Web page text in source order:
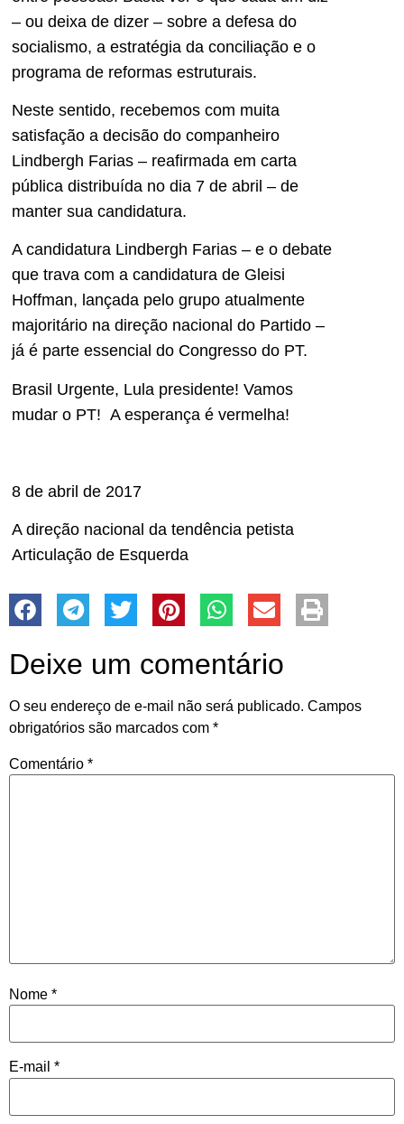
– ou deixa de dizer – sobre a defesa do
socialismo, a estratégia da conciliação e o
programa de reformas estruturais.
Neste sentido, recebemos com muita
satisfação a decisão do companheiro
Lindbergh Farias – reafirmada em carta
pública distribuída no dia 7 de abril – de
manter sua candidatura.
A candidatura Lindbergh Farias – e o debate
que trava com a candidatura de Gleisi
Hoffman, lançada pelo grupo atualmente
majoritário na direção nacional do Partido –
já é parte essencial do Congresso do PT.
Brasil Urgente, Lula presidente! Vamos
mudar o PT! A esperança é vermelha!
8 de abril de 2017
A direção nacional da tendência petista
Articulação de Esquerda
Deixe um comentário
O seu endereço de e-mail não será publicado. Campos
obrigatórios são marcados com *
Comentário *
Nome *
E-mail *